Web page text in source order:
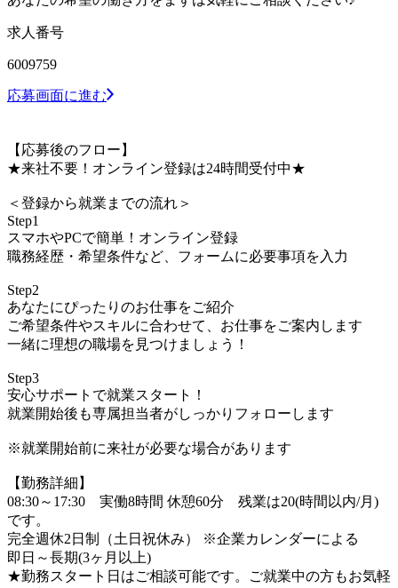
求人番号
6009759
応募画面に進む
【応募後のフロー】
★来社不要！オンライン登録は24時間受付中★
＜登録から就業までの流れ＞
Step1
スマホやPCで簡単！オンライン登録
職務経歴・希望条件など、フォームに必要事項を入力
Step2
あなたにぴったりのお仕事をご紹介
ご希望条件やスキルに合わせて、お仕事をご案内します
一緒に理想の職場を見つけましょう！
Step3
安心サポートで就業スタート！
就業開始後も専属担当者がしっかりフォローします
※就業開始前に来社が必要な場合があります
【勤務詳細】
08:30～17:30 実働8時間 休憩60分 残業は20(時間以内/月)
です。
完全週休2日制（土日祝休み） ※企業カレンダーによる
即日～長期(3ヶ月以上)
★勤務スタート日はご相談可能です。ご就業中の方もお気軽